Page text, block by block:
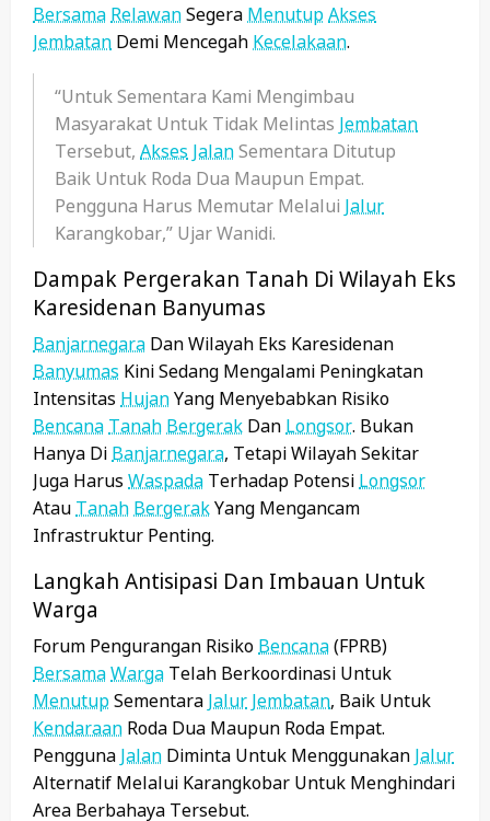
Bersama RelawanSegera MenutupAkses
Jembatan Demi Mencegah Kecelakaan.
“Untuk Sementara Kami Mengimbau
Masyarakat Untuk Tidak Melintas Jembatan
Tersebut, Akses JalanSementara Ditutup
Baik Untuk Roda Dua Maupun Empat.
Pengguna Harus Memutar Melalui Jalur
Karangkobar,” Ujar Wanidi.
Dampak Pergerakan Tanah Di Wilayah Eks
Karesidenan Banyumas
Banjarnegara Dan Wilayah Eks Karesidenan
Banyumas Kini Sedang Mengalami Peningkatan
Intensitas HujanYang Menyebabkan Risiko
Bencana Tanah Bergerak Dan Longsor. Bukan
Hanya Di Banjarnegara, Tetapi Wilayah Sekitar
Juga Harus Waspada Terhadap Potensi Longsor
Atau Tanah BergerakYang Mengancam
Infrastruktur Penting.
Langkah Antisipasi Dan Imbauan Untuk
Warga
Forum Pengurangan Risiko Bencana(FPRB)
BersamaWarga Telah Berkoordinasi Untuk
MenutupSementara Jalur Jembatan, Baik Untuk
Kendaraan Roda Dua Maupun Roda Empat.
Pengguna Jalan Diminta Untuk Menggunakan Jalur
Alternatif Melalui Karangkobar Untuk Menghindari
Area Berbahaya Tersebut.